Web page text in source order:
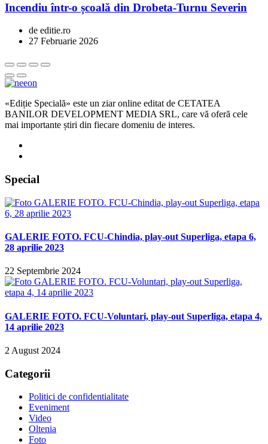
Incendiu într-o școală din Drobeta-Turnu Severin
de editie.ro
27 Februarie 2026
«Ediție Specială» este un ziar online editat de CETATEA
BANILOR DEVELOPMENT MEDIA SRL, care vă oferă cele
mai importante știri din fiecare domeniu de interes.
Special
GALERIE FOTO. FCU-Chindia, play-out Superliga, etapa 6,
28 aprilie 2023
22 Septembrie 2024
GALERIE FOTO. FCU-Voluntari, play-out Superliga, etapa 4,
14 aprilie 2023
2 August 2024
Categorii
Politici de confidentialitate
Eveniment
Video
Oltenia
Foto